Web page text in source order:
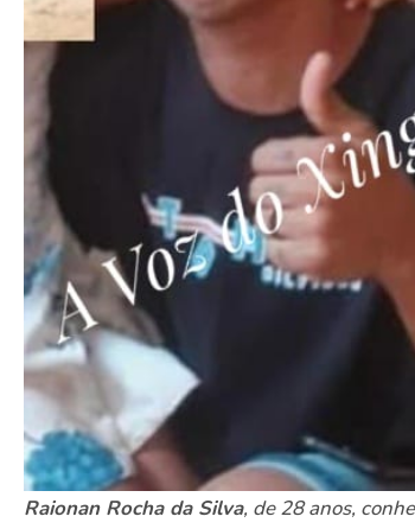
Raionan Rocha da Silva, de 28 anos,